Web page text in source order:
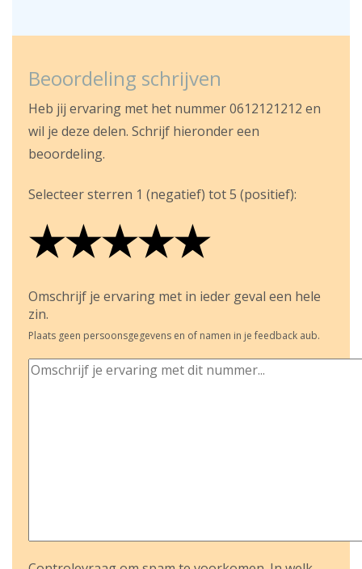
Beoordeling schrijven
Heb jij ervaring met het nummer 0612121212 en
wil je deze delen. Schrijf hieronder een
beoordeling.
Selecteer sterren 1 (negatief) tot 5 (positief):
★
★★
★★★
★★★★
★★★★★
Omschrijf je ervaring met in ieder geval een hele
zin.
Plaats geen persoonsgegevens en of namen in je feedback aub.